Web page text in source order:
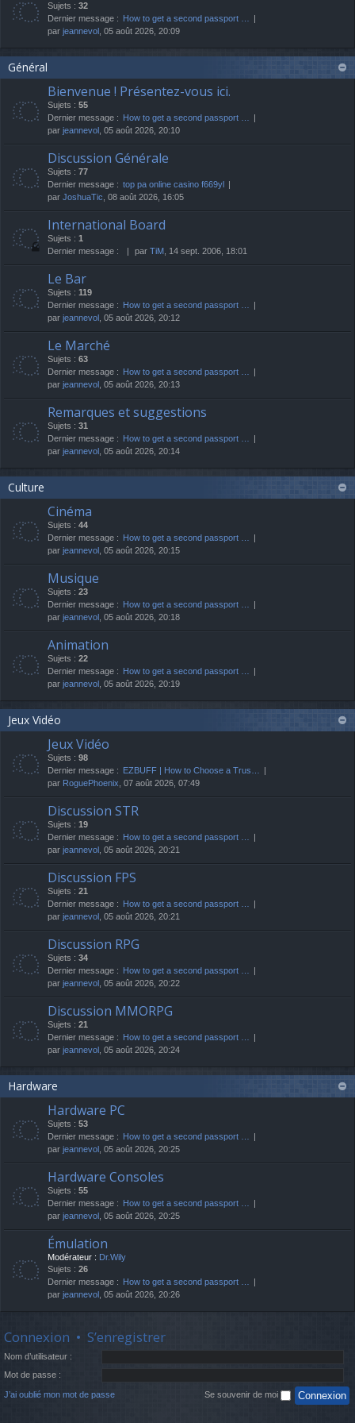
Sujets : 32
Dernier message : How to get a second passport …
par jeannevol , 05 août 2026, 20:09
Général
Bienvenue ! Présentez-vous ici.
Sujets : 55
Dernier message : How to get a second passport …
par jeannevol , 05 août 2026, 20:10
Discussion Générale
Sujets : 77
Dernier message : top pa online casino f669yl
par JoshuaTic , 08 août 2026, 16:05
International Board
Sujets : 1
Dernier message :
par TiM , 14 sept. 2006, 18:01
Le Bar
Sujets : 119
Dernier message : How to get a second passport …
par jeannevol , 05 août 2026, 20:12
Le Marché
Sujets : 63
Dernier message : How to get a second passport …
par jeannevol , 05 août 2026, 20:13
Remarques et suggestions
Sujets : 31
Dernier message : How to get a second passport …
par jeannevol , 05 août 2026, 20:14
Culture
Cinéma
Sujets : 44
Dernier message : How to get a second passport …
par jeannevol , 05 août 2026, 20:15
Musique
Sujets : 23
Dernier message : How to get a second passport …
par jeannevol , 05 août 2026, 20:18
Animation
Sujets : 22
Dernier message : How to get a second passport …
par jeannevol , 05 août 2026, 20:19
Jeux Vidéo
Jeux Vidéo
Sujets : 98
Dernier message : EZBUFF | How to Choose a Trus…
par RoguePhoenix , 07 août 2026, 07:49
Discussion STR
Sujets : 19
Dernier message : How to get a second passport …
par jeannevol , 05 août 2026, 20:21
Discussion FPS
Sujets : 21
Dernier message : How to get a second passport …
par jeannevol , 05 août 2026, 20:21
Discussion RPG
Sujets : 34
Dernier message : How to get a second passport …
par jeannevol , 05 août 2026, 20:22
Discussion MMORPG
Sujets : 21
Dernier message : How to get a second passport …
par jeannevol , 05 août 2026, 20:24
Hardware
Hardware PC
Sujets : 53
Dernier message : How to get a second passport …
par jeannevol , 05 août 2026, 20:25
Hardware Consoles
Sujets : 55
Dernier message : How to get a second passport …
par jeannevol , 05 août 2026, 20:25
Émulation
Modérateur : Dr.Wily
Sujets : 26
Dernier message : How to get a second passport …
par jeannevol , 05 août 2026, 20:26
Connexion • S’enregistrer
Nom d’utilisateur :
Mot de passe :
J’ai oublié mon mot de passe Se souvenir de moi